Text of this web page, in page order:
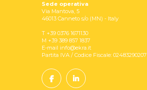
Sede operativa
Via Mantova, 5
46013 Canneto s/o (MN) - Italy
T +39 0376 1671130
M +39 389 857 1837
E-mail info@ekra.it
Partita IVA / Codice Fiscale: 02483290207